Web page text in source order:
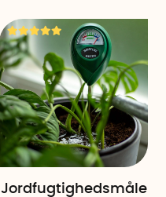
Jordfugtighedsmåle